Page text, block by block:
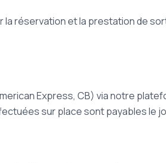
la réservation et la prestation de
Express, CB) via notre
sur place sont payables le